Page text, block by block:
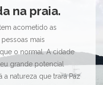
na praia.
acometido as
mais
o normal. A cidade
grande potencial
natureza que trará Paz